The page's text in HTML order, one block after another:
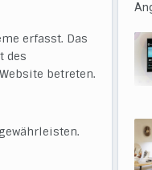
erfasst. Das
des
betreten.